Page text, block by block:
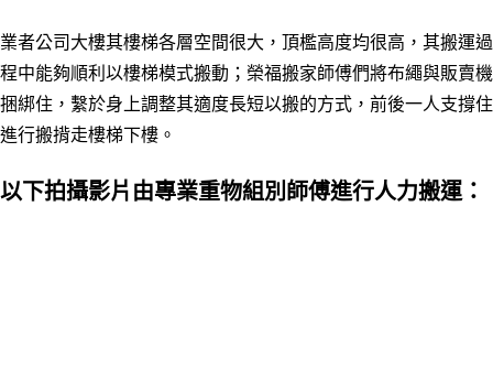
業者公司大樓其樓梯各層空間很大，頂檻高度均很高，其搬運過
程中能夠順利以樓梯模式搬動； 榮福搬家師傅們將布繩與販賣機
捆綁住，繫於身上調整其適度長短以搬的方式，前後一人支撐住
進行搬揹走樓梯下樓。
以下拍攝影片由專業重物組別師傅進行人力搬運：